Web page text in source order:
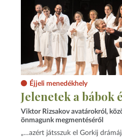
Éjjeli menedékhely
Jelenetek a bábok
Viktor Rizsakov avatárokról,
önmagunk megmentéséről
„…azért játsszuk el Gorkij